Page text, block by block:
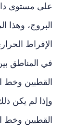
على مستوى
البروج، وهذا
الإفراط
في المناطق
القطبين وخط
وإذا لم يكن
القطبين وخط